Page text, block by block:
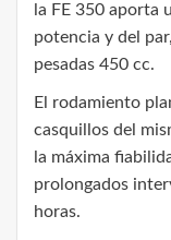
la FE 350 aporta
potencia y del
pesadas 450 cc.
El rodamiento
casquillos del
la máxima
prolongados
horas.